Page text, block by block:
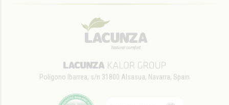
Polígono Ibarrea, s/n 31800 Alsasua, Navarra, Spain